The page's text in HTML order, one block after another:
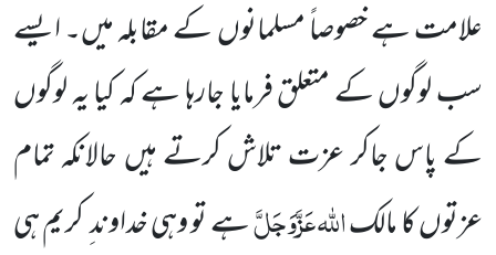
علامت ہے خصوصاً مسلمانوں کے مقابلہ میں۔ ایسے
سب لوگوں کے متعلق فرمایا جارہا ہے کہ کیا یہ لوگوں
کے پاس جاکر عزت تلاش کرتے ہیں حالانکہ تمام
عزتوں کا مالکاللہعَزَّوَجَلَّہے تو وہی خداوند ِ کریم ہی